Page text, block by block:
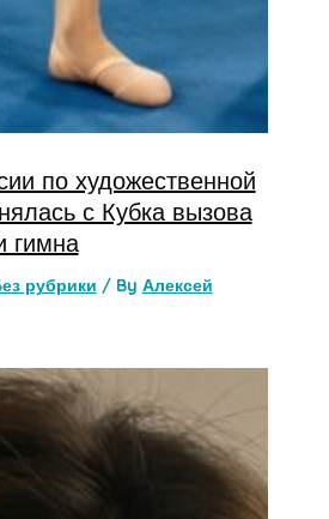
по художественной
с Кубка вызова
гимна
рубрики / By Алексей